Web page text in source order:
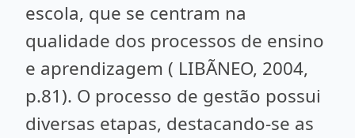
escola, que se centram na
qualidade dos processos de ensino
e aprendizagem ( LIBÃNEO, 2004,
p.81). O processo de gestão possui
diversas etapas, destacando-se as